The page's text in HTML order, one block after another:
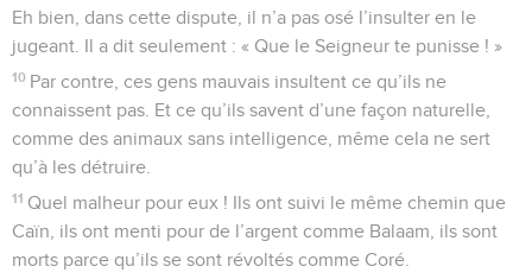
Eh bien, dans cette dispute, il n’a pas osé l’insulter en le
jugeant. Il a dit seulement : « Que le Seigneur te punisse ! »
10 Par contre, ces gens mauvais insultent ce qu’ils ne
connaissent pas. Et ce qu’ils savent d’une façon naturelle,
comme des animaux sans intelligence, même cela ne sert
qu’à les détruire.
11 Quel malheur pour eux ! Ils ont suivi le même chemin que
Caïn, ils ont menti pour de l’argent comme Balaam, ils sont
morts parce qu’ils se sont révoltés comme Coré.